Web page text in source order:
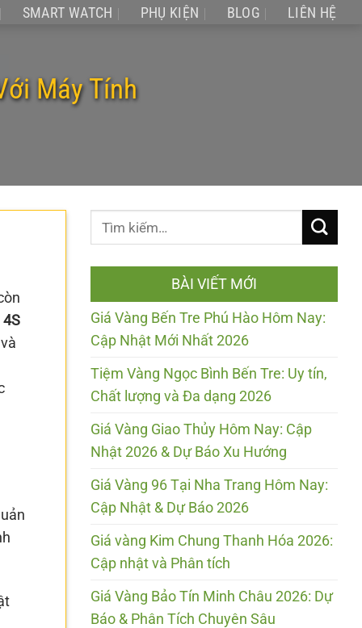
SMART WATCH PHỤ KIỆN BLOG LIÊN HỆ
Máy Tính
BÀI VIẾT MỚI
Giá Vàng Bến Tre Phú Hào Hôm Nay:
Cập Nhật Mới Nhất 2026
Tiệm Vàng Ngọc Bình Bến Tre: Uy tín,
Chất lượng và Đa dạng 2026
Giá Vàng Giao Thủy Hôm Nay: Cập
Nhật 2026 & Dự Báo Xu Hướng
Giá Vàng 96 Tại Nha Trang Hôm Nay:
Cập Nhật & Dự Báo 2026
Giá vàng Kim Chung Thanh Hóa 2026:
Cập nhật và Phân tích
Giá Vàng Bảo Tín Minh Châu 2026: Dự
Báo & Phân Tích Chuyên Sâu